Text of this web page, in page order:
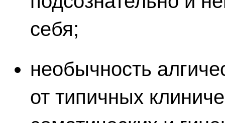
себя;
необычность
от типичных